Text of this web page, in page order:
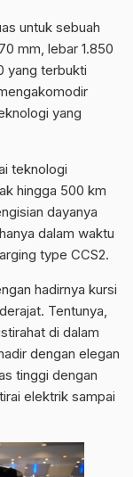
untuk sebuah
mm, lebar 1.850
yang terbukti
yang
teknologi
hingga 500 km
dayanya
dalam waktu
type CCS2.
hadirnya kursi
Tentunya,
di dalam
dengan elegan
tinggi dengan
elektrik sampai